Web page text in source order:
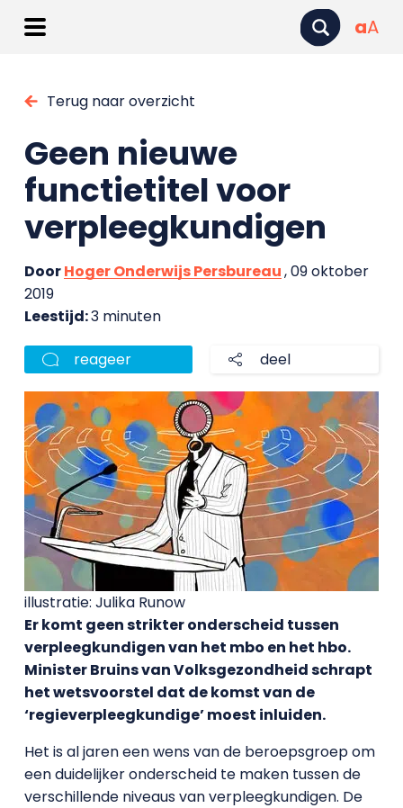
aA
Terug naar overzicht
Geen nieuwe
functietitel voor
verpleegkundigen
DoorHoger Onderwijs Persbureau, 09 oktober
2019
Leestijd:3 minuten
reageer deel
illustratie: Julika Runow
Er komt geen strikter onderscheid tussen
verpleegkundigen van het mbo en het hbo.
Minister Bruins van Volksgezondheid schrapt
het wetsvoorstel dat de komst van de
‘regieverpleegkundige’ moest inluiden.
Het is al jaren een wens van de beroepsgroep om
een duidelijker onderscheid te maken tussen de
verschillende niveaus van verpleegkundigen. De